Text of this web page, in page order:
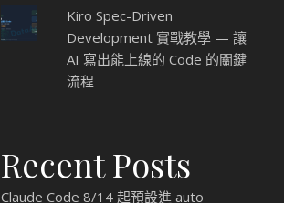
Kiro Spec-Driven
Development 實戰教學 — 讓
AI 寫出能上線的 Code 的關鍵
流程
Recent Posts
Claude Code 8/14 起預設進 auto